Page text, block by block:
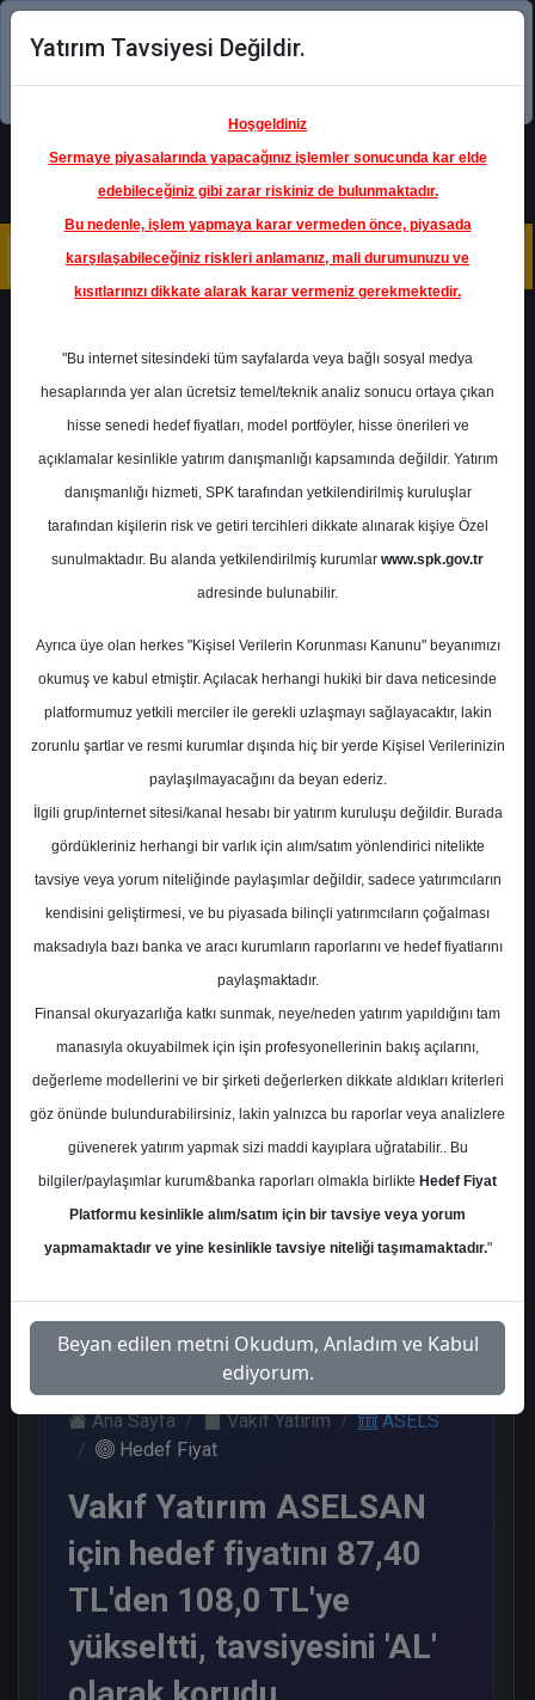
Şimdi uygulamayı indirin!
ASELS- ASELSAN ELEKTRONİK
SANAYİ VE TİCARET A.Ş.
Hedef Fiyat 108.00 ₺
Getiri
%0.00
0 6
En Yüksek Tahmin
Ortalama Fiyat Tahmini 460,58 ₺
Ortalama Getiri Potansiyeli %29.11
Kurum Sayısı
17
6 7
Paralel
Get.
3
Üstü Get.
1
Cuma, 29 Kasım 2024
Ana Sayfa Vakıf Yatırım
ASELS
Hedef Fiyat
Vakıf Yatırım ASELSAN
için hedef fiyatını 87,40
TL'den 108,0 TL'ye
yükseltti, tavsiyesini 'AL'
Yatırım Tavsiyesi Değildir.
Hoşgeldiniz
Sermaye piyasalarında yapacağınız işlemler sonucunda kar elde
edebileceğiniz gibi zarar riskiniz de bulunmaktadır.
Bu nedenle, işlem yapmaya karar vermeden önce, piyasada
karşılaşabileceğiniz riskleri anlamanız, mali durumunuzu ve
kısıtlarınızı dikkate alarak karar vermeniz gerekmektedir.
"Bu internet sitesindeki tüm sayfalarda veya bağlı sosyal medya
hesaplarında yer alan ücretsiz temel/teknik analiz sonucu ortaya çıkan
hisse senedi hedef fiyatları, model portföyler, hisse önerileri ve
açıklamalar kesinlikle yatırım danışmanlığı kapsamında değildir. Yatırım
danışmanlığı hizmeti, SPK tarafından yetkilendirilmiş kuruluşlar
tarafından kişilerin risk ve getiri tercihleri dikkate alınarak kişiye Özel
sunulmaktadır. Bu alanda yetkilendirilmiş kurumlar www.spk.gov.tr
adresinde bulunabilir.
Ayrıca üye olan herkes "Kişisel Verilerin Korunması Kanunu" beyanımızı
okumuş ve kabul etmiştir. Açılacak herhangi hukiki bir dava neticesinde
platformumuz yetkili merciler ile gerekli uzlaşmayı sağlayacaktır, lakin
zorunlu şartlar ve resmi kurumlar dışında hiç bir yerde Kişisel Verilerinizin
paylaşılmayacağını da beyan ederiz.
İlgili grup/internet sitesi/kanal hesabı bir yatırım kuruluşu değildir. Burada
gördükleriniz herhangi bir varlık için alım/satım yönlendirici nitelikte
tavsiye veya yorum niteliğinde paylaşımlar değildir, sadece yatırımcıların
kendisini geliştirmesi, ve bu piyasada bilinçli yatırımcıların çoğalması
maksadıyla bazı banka ve aracı kurumların raporlarını ve hedef fiyatlarını
paylaşmaktadır.
Finansal okuryazarlığa katkı sunmak, neye/neden yatırım yapıldığını tam
manasıyla okuyabilmek için işin profesyonellerinin bakış açılarını,
değerleme modellerini ve bir şirketi değerlerken dikkate aldıkları kriterleri
göz önünde bulundurabilirsiniz, lakin yalnızca bu raporlar veya analizlere
güvenerek yatırım yapmak sizi maddi kayıplara uğratabilir.. Bu
bilgiler/paylaşımlar kurum&banka raporları olmakla birlikte Hedef Fiyat
Platformu kesinlikle alım/satım için bir tavsiye veya yorum
yapmamaktadır ve yine kesinlikle tavsiye niteliği taşımamaktadır."
Beyan edilen metni Okudum, Anladım ve Kabul
ediyorum.